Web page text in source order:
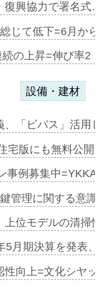
復興協力で署名
じて低下=6月か
の上昇=伸び率
設備・建材
、「ビバス」活
宅版にも無料公
事例募集中
管理に関する意
上位モデルの清
5月期決算を発表
性向上=文化シヤ